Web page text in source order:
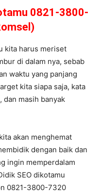
0821-3800-
kita harus meriset
di dalam nya, sebab
waktu yang panjang
kita siapa saja, kata
dan masih banyak
akan menghemat
dengan baik dan
ingin memperdalam
SEO dikotamu
0821-3800-7320